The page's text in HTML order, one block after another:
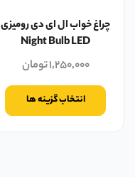
چراغ خواب ال ای دی رومیزی
Night Bulb LED
۱,۲۵۰,۰۰۰تومان
انتخاب گزینه ها